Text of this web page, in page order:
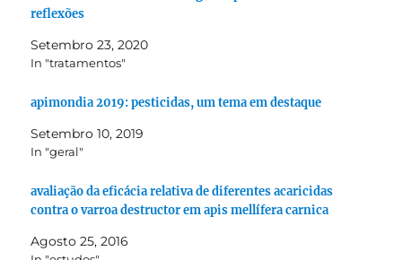
reflexões
Setembro 23, 2020
In "tratamentos"
apimondia 2019: pesticidas, um tema em destaque
Setembro 10, 2019
In "geral"
avaliação da eficácia relativa de diferentes acaricidas
contra o varroa destructor em apis mellífera carnica
Agosto 25, 2016